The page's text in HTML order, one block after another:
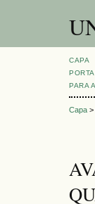
CAPA
PARA
Capa >